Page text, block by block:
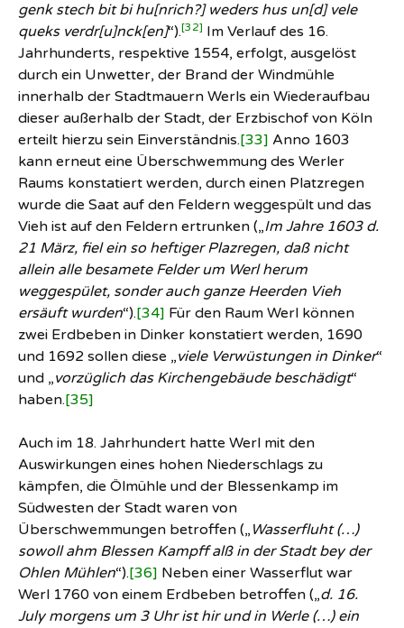
genk stech bit bi hu[nrich?] weders hus un[d] vele
queks verdr[u]nck[en]“).[32] Im Verlauf des 16.
Jahrhunderts, respektive 1554, erfolgt, ausgelöst
durch ein Unwetter, der Brand der Windmühle
innerhalb der Stadtmauern Werls ein Wiederaufbau
dieser außerhalb der Stadt, der Erzbischof von Köln
erteilt hierzu sein Einverständnis.[33] Anno 1603
kann erneut eine Überschwemmung des Werler
Raums konstatiert werden, durch einen Platzregen
wurde die Saat auf den Feldern weggespült und das
Vieh ist auf den Feldern ertrunken („Im Jahre 1603 d.
21 März, fiel ein so heftiger Plazregen, daß nicht
allein alle besamete Felder um Werl herum
weggespület, sonder auch ganze Heerden Vieh
ersäuft wurden“).[34] Für den Raum Werl können
zwei Erdbeben in Dinker konstatiert werden, 1690
und 1692 sollen diese „viele Verwüstungen in Dinker“
und „vorzüglich das Kirchengebäude beschädigt“
haben.[35]
Auch im 18. Jahrhundert hatte Werl mit den
Auswirkungen eines hohen Niederschlags zu
kämpfen, die Ölmühle und der Blessenkamp im
Südwesten der Stadt waren von
Überschwemmungen betroffen („ Wasserfluht (…)
sowoll ahm Blessen Kampff alß in der Stadtbey der
Ohlen Mühlen“).[36] Neben einer Wasserflut war
Werl 1760 von einem Erdbeben betroffen („d. 16.
July morgens um 3 Uhr ist hir und in Werle (…) ein